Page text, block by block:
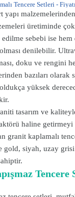
Tencere Setleri -
yapı
üretiminde
sebebi ise hem
olması denilebilir.
doku ve rengini
bazıları olarak
yüksek
tasarım ve
haline
granit kaplamalı
gold, siyah, uzay
Tencere